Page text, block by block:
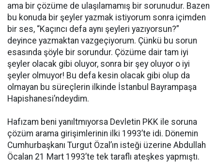
ama bir çözüme de ulaşılamamış bir sorunudur. Bazen
bu konuda bir şeyler yazmak istiyorum sonra içimden
bir ses, “Kaçıncı defa aynı şeyleri yazıyorsun?”
deyince yazmaktan vazgeçiyorum. Çünkü bu sorun
esasında şöyle bir sorundur. Çözüme dair tam iyi
şeyler olacak gibi oluyor, sonra bir şey oluyor o iyi
şeyler olmuyor! Bu defa kesin olacak gibi olup da
olmayan bu süreçlerin ilkinde İstanbul Bayrampaşa
Hapishanesi’ndeydim.
Hafızam beni yanıltmıyorsa Devletin PKK ile soruna
çözüm arama girişimlerinin ilki 1993’te idi. Dönemin
Cumhurbaşkanı Turgut Özal’ın isteği üzerine Abdullah
Öcalan 21 Mart 1993’te tek taraflı ateşkes yapmıştı.